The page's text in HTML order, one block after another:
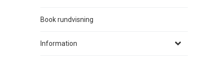
Book rundvisning
Information